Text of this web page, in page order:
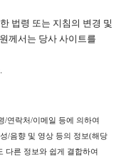
법령 또는 지침의 변경 및
께서는 당사 사이트를
.
/연락처/이메일 등에 의하여
/음향 및 영상 등의 정보(해당
다른 정보와 쉽게 결합하여